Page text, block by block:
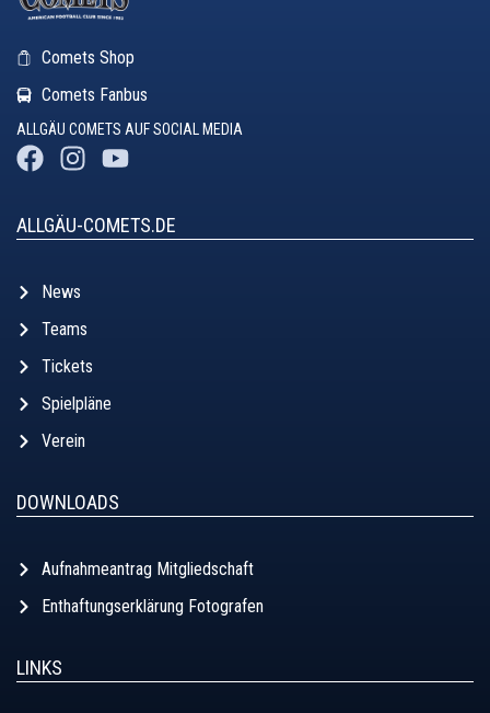
Comets Shop
Comets Fanbus
ALLGÄU COMETS AUF SOCIAL MEDIA
ALLGÄU-COMETS.DE
News
Teams
Tickets
Spielpläne
Verein
DOWNLOADS
Aufnahmeantrag Mitgliedschaft
Enthaftungserklärung Fotografen
LINKS